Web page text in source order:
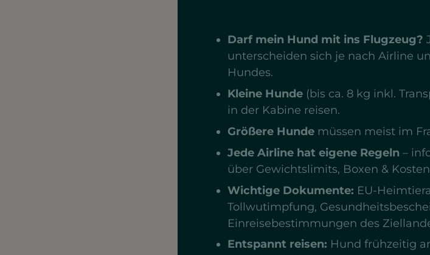
Darf mein Hund mit ins Flugzeug?
unterscheiden sich je nach Airline
Hundes.
Kleine Hunde(bis ca. 8 kg inkl.
in der Kabine reisen.
Größere Hundemüssen meist im
Jede Airline hat eigene Regeln –
über Gewichtslimits, Boxen &
Wichtige Dokumente: EU-
Tollwutimpfung,
Einreisebestimmungen des
Entspannt reisen: Hund frühzeitig